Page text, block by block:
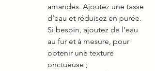
amandes. Ajoutez une tasse
d’eau et réduisez en purée.
Si besoin, ajoutez de l’eau
au fur et à mesure, pour
obtenir une texture
onctueuse ;